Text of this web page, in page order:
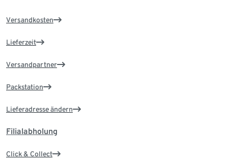
Versandkosten
Lieferzeit
Versandpartner
Packstation
Lieferadresse ändern
Filialabholung
Click & Collect